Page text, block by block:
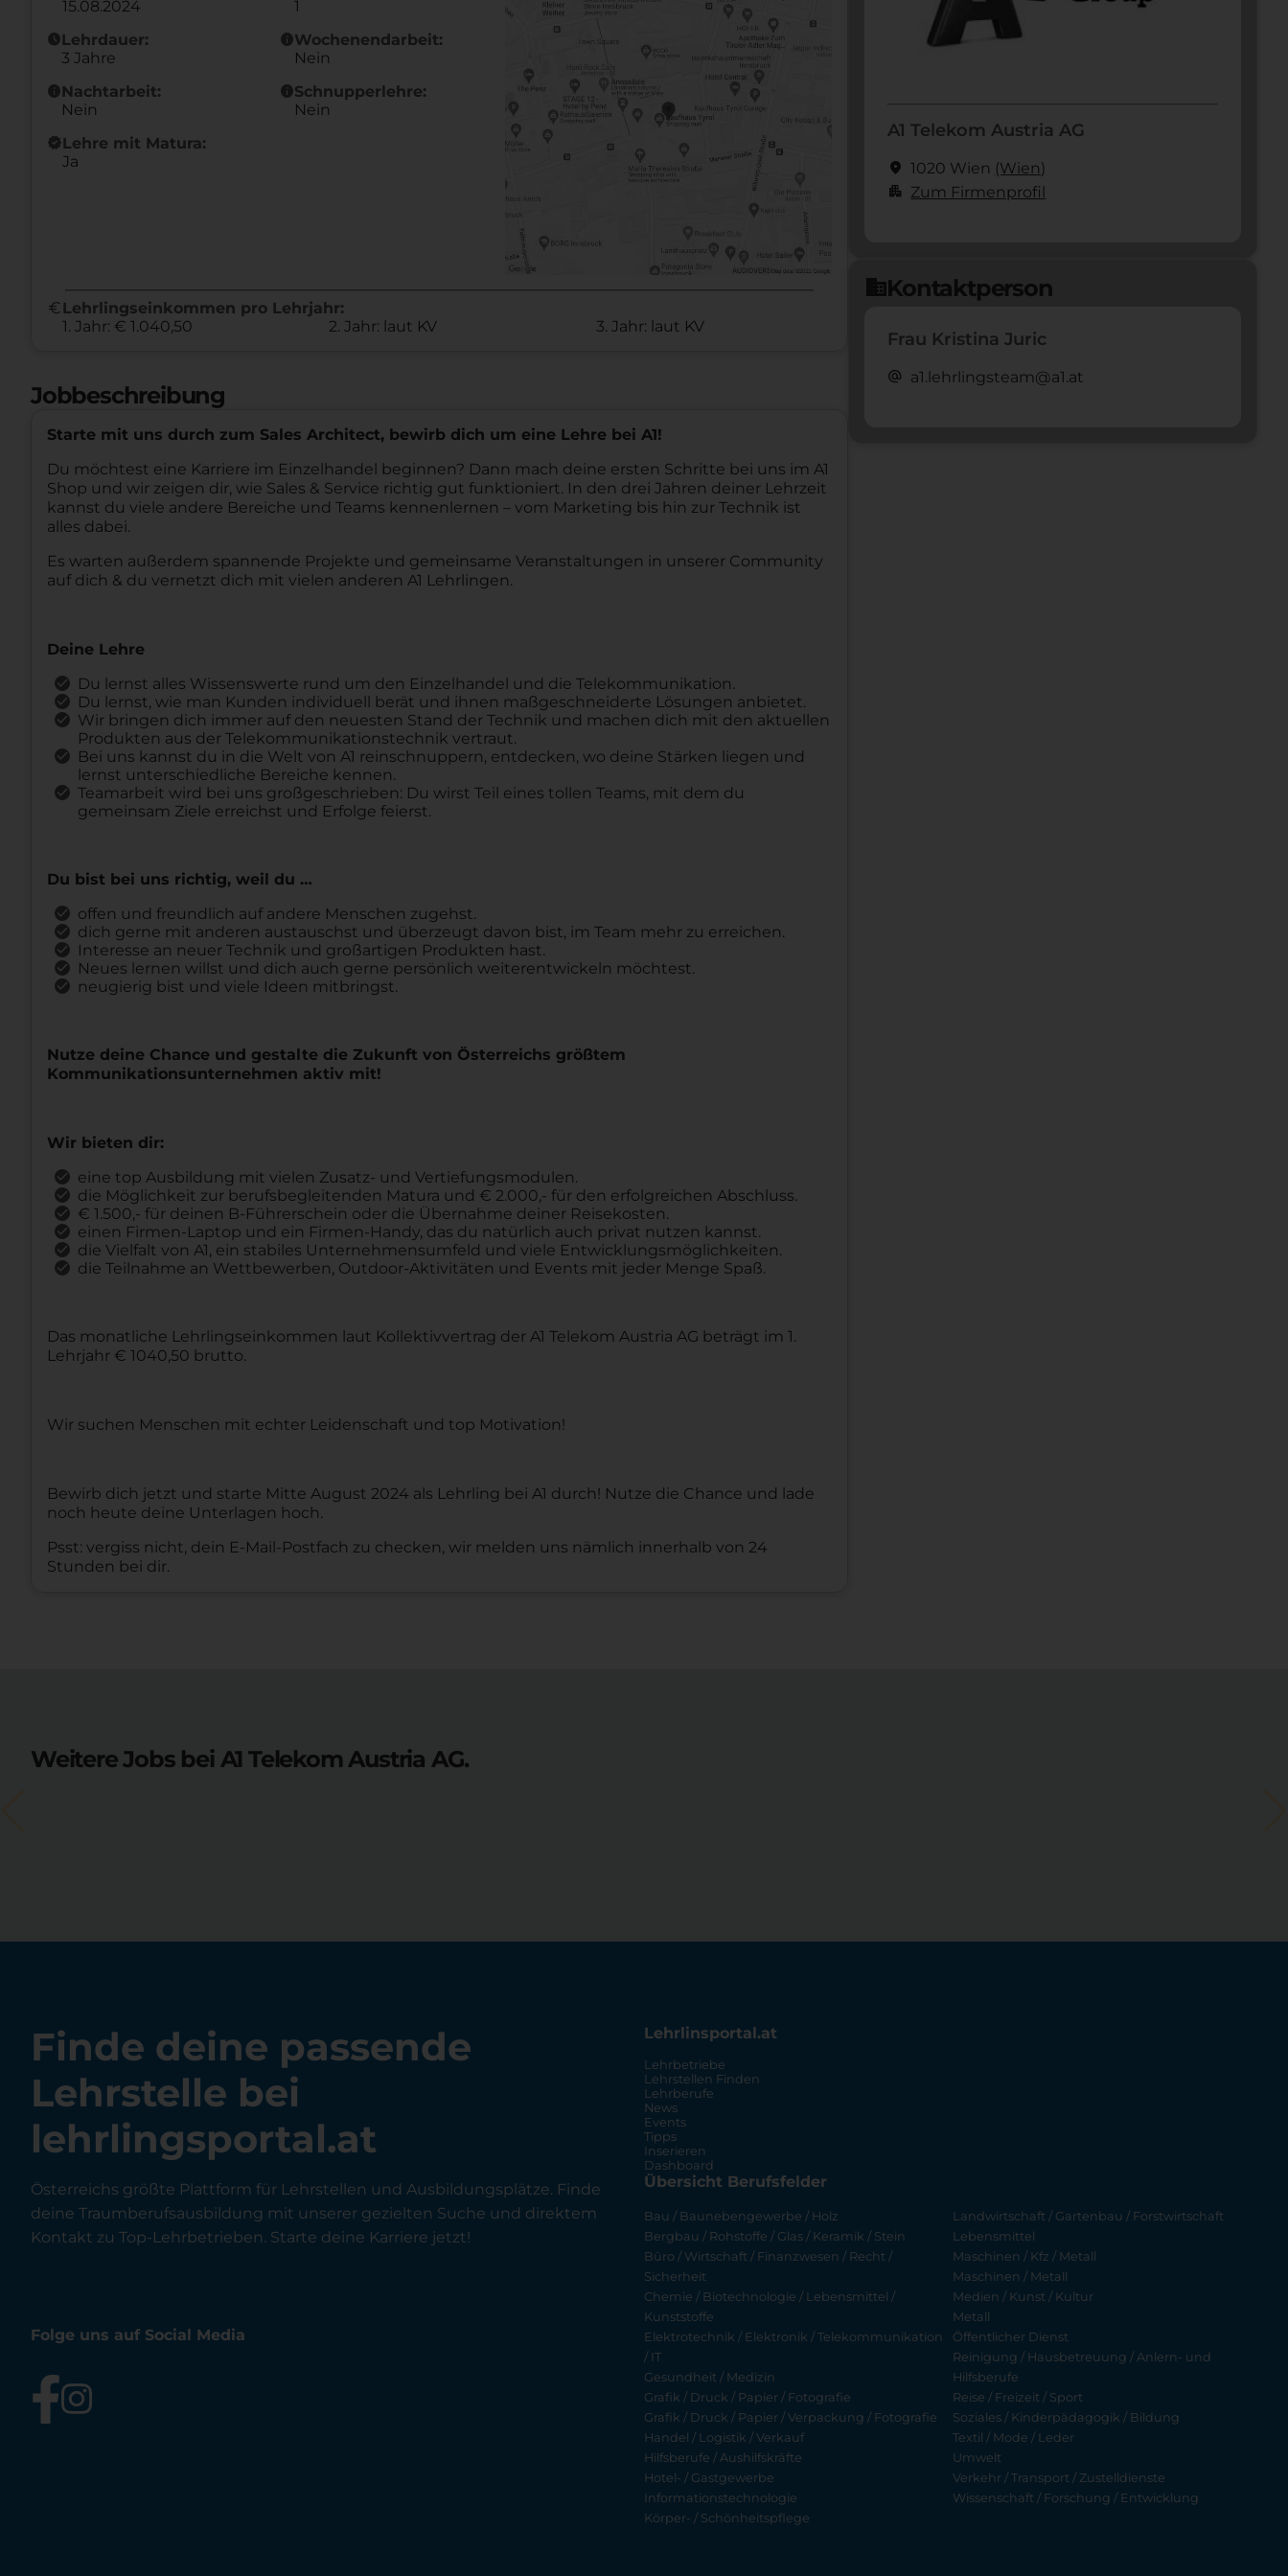
15.08.2024
1
scheduleLehrdauer:
3 Jahre
infoWochenendarbeit:
Nein
infoNachtarbeit:
Nein
infoSchnupperlehre:
Nein
new_releasesLehre mit Matura:
Ja
euro Lehrlingseinkommen pro Lehrjahr:
1. Jahr: € 1.040,50
2. Jahr: laut KV 3. Jahr: laut KV
Jobbeschreibung
Starte mit uns durch zum Sales Architect, bewirb dich um eine Lehre bei A1!
Du möchtest eine Karriere im Einzelhandel beginnen? Dann mach deine ersten Schritte bei uns im A1
Shop und wir zeigen dir, wie Sales & Service richtig gut funktioniert. In den drei Jahren deiner Lehrzeit
kannst du viele andere Bereiche und Teams kennenlernen – vom Marketing bis hin zur Technik ist
alles dabei.
Es warten außerdem spannende Projekte und gemeinsame Veranstaltungen in unserer Community
auf dich & du vernetzt dich mit vielen anderen A1 Lehrlingen.
Deine Lehre
Du lernst alles Wissenswerte rund um den Einzelhandel und die Telekommunikation.
Du lernst, wie man Kunden individuell berät und ihnen maßgeschneiderte Lösungen anbietet.
Wir bringen dich immer auf den neuesten Stand der Technik und machen dich mit den aktuellen
Produkten aus der Telekommunikationstechnik vertraut.
Bei uns kannst du in die Welt von A1 reinschnuppern, entdecken, wo deine Stärken liegen und
lernst unterschiedliche Bereiche kennen.
Teamarbeit wird bei uns großgeschrieben: Du wirst Teil eines tollen Teams, mit dem du
gemeinsam Ziele erreichst und Erfolge feierst.
Du bist bei uns richtig, weil du …
offen und freundlich auf andere Menschen zugehst.
dich gerne mit anderen austauschst und überzeugt davon bist, im Team mehr zu erreichen.
Interesse an neuer Technik und großartigen Produkten hast.
Neues lernen willst und dich auch gerne persönlich weiterentwickeln möchtest.
neugierig bist und viele Ideen mitbringst.
Nutze deine Chance und gestalte die Zukunft von Österreichs größtem
Kommunikationsunternehmen aktiv mit!
Wir bieten dir:
eine top Ausbildung mit vielen Zusatz- und Vertiefungsmodulen.
die Möglichkeit zur berufsbegleitenden Matura und € 2.000,- für den erfolgreichen Abschluss.
€ 1.500,- für deinen B-Führerschein oder die Übernahme deiner Reisekosten.
einen Firmen-Laptop und ein Firmen-Handy, das du natürlich auch privat nutzen kannst.
die Vielfalt von A1, ein stabiles Unternehmensumfeld und viele Entwicklungsmöglichkeiten.
die Teilnahme an Wettbewerben, Outdoor-Aktivitäten und Events mit jeder Menge Spaß.
Das monatliche Lehrlingseinkommen laut Kollektivvertrag der A1 Telekom Austria AG beträgt im 1.
Lehrjahr € 1040,50 brutto.
Wir suchen Menschen mit echter Leidenschaft und top Motivation!
Bewirb dich jetzt und starte Mitte August 2024 als Lehrling bei A1 durch! Nutze die Chance und lade
noch heute deine Unterlagen hoch.
Psst: vergiss nicht, dein E-Mail-Postfach zu checken, wir melden uns nämlich innerhalb von 24
Stunden bei dir.
A1 Telekom Austria AG
location_on 1020 Wien (Wien)
apartment Zum Firmenprofil
domainKontaktperson
Frau Kristina Juric
alternate_email a1.lehrlingsteam@a1.at
Weitere Jobs bei A1 Telekom Austria AG.
Finde deine passende
Lehrstelle bei
lehrlingsportal.at
Österreichs größte Plattform für Lehrstellen und Ausbildungsplätze. Finde
deine Traumberufsausbildung mit unserer gezielten Suche und direktem
Kontakt zu Top-Lehrbetrieben. Starte deine Karriere jetzt!
Folge uns auf Social Media
Lehrlinsportal.at
Lehrbetriebe
Lehrstellen Finden
Lehrberufe
News
Events
Tipps
Inserieren
Dashboard
Übersicht Berufsfelder
Bau / Baunebengewerbe / Holz
Bergbau / Rohstoffe / Glas / Keramik / Stein
Büro / Wirtschaft / Finanzwesen / Recht /
Sicherheit
Chemie / Biotechnologie / Lebensmittel /
Kunststoffe
Elektrotechnik / Elektronik / Telekommunikation
/ IT
Gesundheit / Medizin
Grafik / Druck / Papier / Fotografie
Grafik / Druck / Papier / Verpackung / Fotografie
Handel / Logistik / Verkauf
Hilfsberufe / Aushilfskräfte
Hotel- / Gastgewerbe
Informationstechnologie
Körper- / Schönheitspflege
Landwirtschaft / Gartenbau / Forstwirtschaft
Lebensmittel
Maschinen / Kfz / Metall
Maschinen / Metall
Medien / Kunst / Kultur
Metall
Öffentlicher Dienst
Reinigung / Hausbetreuung / Anlern- und
Hilfsberufe
Reise / Freizeit / Sport
Soziales / Kinderpädagogik / Bildung
Textil / Mode / Leder
Umwelt
Verkehr / Transport / Zustelldienste
Wissenschaft / Forschung / Entwicklung